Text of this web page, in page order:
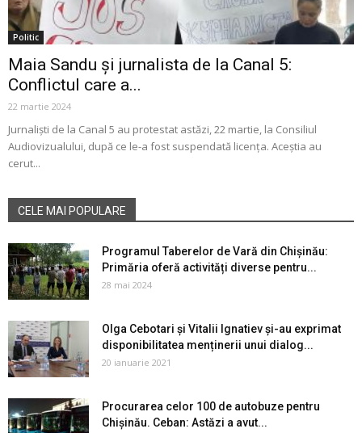
Politic
Maia Sandu și jurnalista de la Canal 5:
Conflictul care a...
22 martie 2024
Jurnaliști de la Canal 5 au protestat astăzi, 22 martie, la Consiliul
Audiovizualului, după ce le-a fost suspendată licența. Aceștia au
cerut...
CELE MAI POPULARE
Programul Taberelor de Vară din Chișinău:
Primăria oferă activități diverse pentru...
28 mai 2024
Olga Cebotari și Vitalii Ignatiev și-au exprimat
disponibilitatea menținerii unui dialog...
20 ianuarie 2021
Procurarea celor 100 de autobuze pentru
Chișinău. Ceban: Astăzi a avut...